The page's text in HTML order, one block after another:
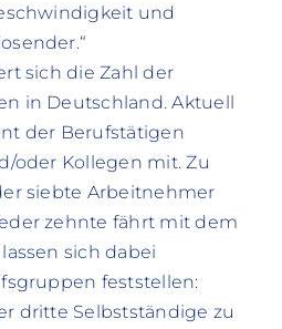
und
sich die Zahl der
in Deutschland. Aktuell
der Berufstätigen
oder Kollegen mit. Zu
siebte Arbeitnehmer
zehnte fährt mit dem
sich dabei
feststellen:
dritte Selbstständige zu